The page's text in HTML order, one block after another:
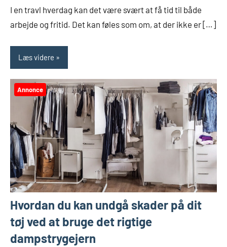
I en travl hverdag kan det være svært at få tid til både
arbejde og fritid. Det kan føles som om, at der ikke er […]
Læs videre
Annonce
Hvordan du kan undgå skader på dit
tøj ved at bruge det rigtige
dampstrygejern